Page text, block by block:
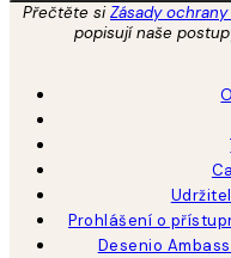
Přečtěte siZásady
popisují naše
Prohlášení o
Desenio